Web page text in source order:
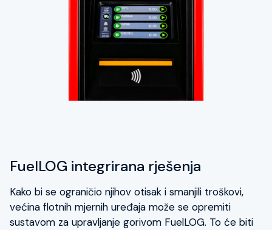
FuelLOG integrirana rješenja
Kako bi se ograničio njihov otisak i smanjili troškovi,
većina flotnih mjernih uređaja može se opremiti
sustavom za upravljanje gorivom FuelLOG. To će biti